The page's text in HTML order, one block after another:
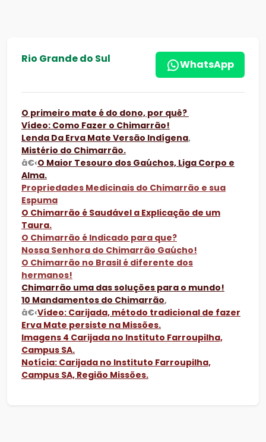
Rio Grande do Sul WhatsApp
O primeiro mate é do dono, por quê?
Vídeo: Como Fazer o Chimarrão!
Lenda Da Erva Mate Versão Indígena,
Mistério do Chimarrão.
â€‹O Maior Tesouro dos Gaúchos, Liga Corpo e
Alma.
Propriedades Medicinais do Chimarrão e sua
Espuma
O Chimarrão é Saudável a Explicação de um
Taura.
O Chimarrão é Indicado para que?
Nossa Senhora do Chimarrão Gaúcho!
O Chimarrão no Brasil é diferente dos
hermanos!
Chimarrão uma das soluções para o mundo!
10 Mandamentos do Chimarrão,
â€‹Vídeo: Carijada, método tradicional de fazer
Erva Mate persiste na Missões.
Imagens 4 Carijada no Instituto Farroupilha,
Campus SA.
Notícia: Carijada no Instituto Farroupilha,
Campus SA, Região Missões.